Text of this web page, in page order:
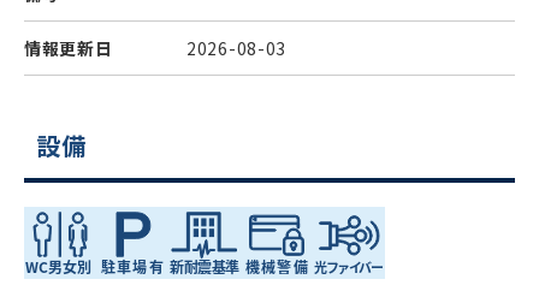
情報更新日 2026-08-03
設備